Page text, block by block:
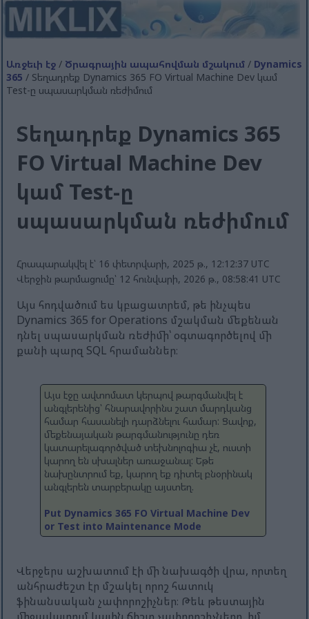
Առջեւի էջ / Ծրագրային ապահովման մշակում / Dynamics
365 / Տեղադրեք Dynamics 365 FO Virtual Machine Dev կամ
Test-ը սպասարկման ռեժիմում
Տեղադրեք Dynamics 365
FO Virtual Machine Dev
կամ Test-ը
սպասարկման ռեժիմում
Հրապարակվել է՝ 16 փետրվարի, 2025 թ., 12:12:37 UTC
Վերջին թարմացումը՝ 12 հունվարի, 2026 թ., 08:58:41 UTC
Այս հոդվածում ես կբացատրեմ, թե ինչպես
Dynamics 365 for Operations մշակման մեքենան
դնել սպասարկման ռեժիմի՝ օգտագործելով մի
քանի պարզ SQL հրամաններ։
Այս էջը ավտոմատ կերպով թարգմանվել է
անգլերենից՝ հնարավորինս շատ մարդկանց
համար հասանելի դարձնելու համար: Ցավոք,
մեքենայական թարգմանությունը դեռ
կատարելագործված տեխնոլոգիա չէ, ուստի
կարող են սխալներ առաջանալ: Եթե ​​
նախընտրում եք, կարող եք դիտել բնօրինակ
անգլերեն տարբերակը այստեղ.
Put Dynamics 365 FO Virtual Machine Dev
or Test into Maintenance Mode
Վերջերս աշխատում էի մի նախագծի վրա, որտեղ
անհրաժեշտ էր մշակել որոշ հատուկ
ֆինանսական չափորոշիչներ։ Թեև թեստային